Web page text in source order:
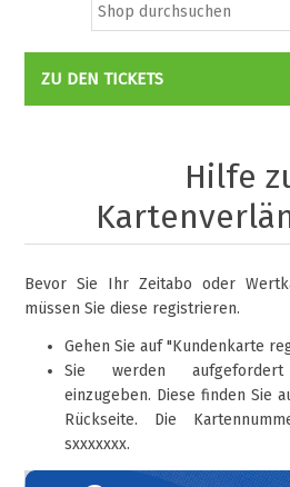
ZU DEN TICKETS
Hilfe
Bevor Sie Ihr Zeitabo oder
müssen Sie diese registrieren.
Gehen Sie auf "Kundenkarte
Sie werden
einzugeben. Diese finden Sie
Rückseite. Die
sxxxxxxx.